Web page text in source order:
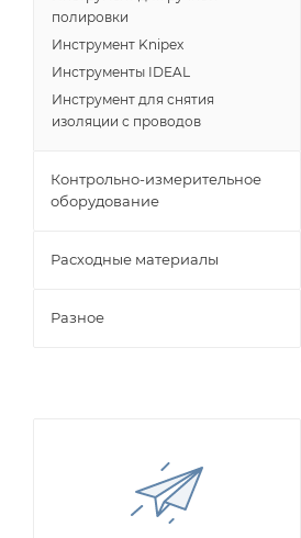
полировки
Инструмент Knipex
Инструменты IDEAL
Инструмент для снятия
изоляции с проводов
Контрольно-измерительное
оборудование
Расходные материалы
Разное